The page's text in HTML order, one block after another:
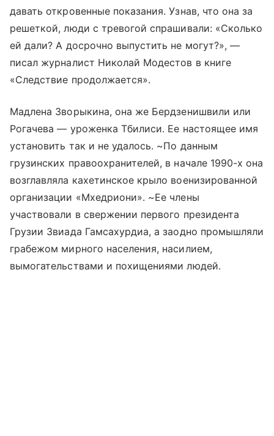
давать откровенные показания. Узнав, что она за
решеткой, люди с тревогой спрашивали: «Сколько
ей дали? А досрочно выпустить не могут?», —
писал журналист Николай Модестов в книге
«Следствие продолжается».
Мадлена Зворыкина, она же Бердзенишвили или
Рогачева — уроженка Тбилиси. Ее настоящее имя
установить так и не удалось. ~По данным
грузинских правоохранителей, в начале 1990-х она
возглавляла кахетинское крыло военизированной
организации «Мхедриони». ~Ее члены
участвовали в свержении первого президента
Грузии Звиада Гамсахурдиа, а заодно промышляли
грабежом мирного населения, насилием,
вымогательствами и похищениями людей.